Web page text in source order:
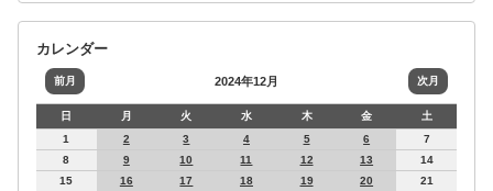
カレンダー
前月 2024年12月 次月
日 月 火 水 木 金
土
1
2 3 4 5 6
7
8
9 10 11 12 13
14
15
16 17 18 19 20
21